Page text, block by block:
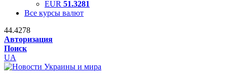
EUR 51.3281
Все курсы валют
44.4278
Авторизация
Поиск
UA